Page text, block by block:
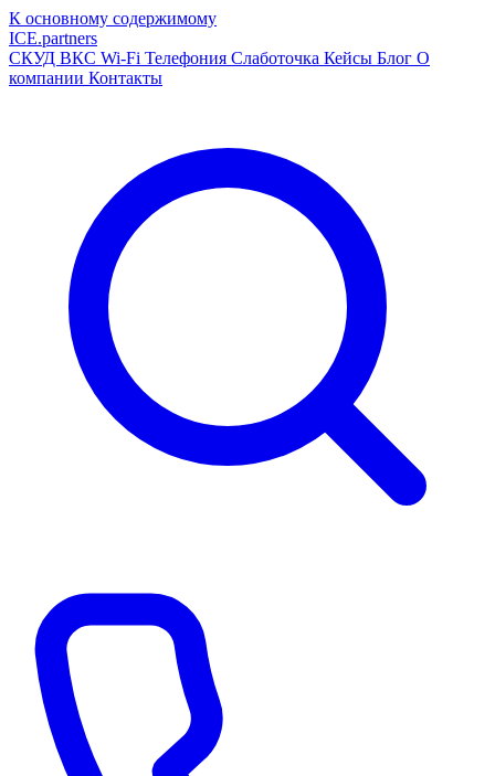
К основному содержимому
ICE.partners
СКУД ВКС Wi-Fi Телефония Слаботочка Кейсы Блог О
компании Контакты